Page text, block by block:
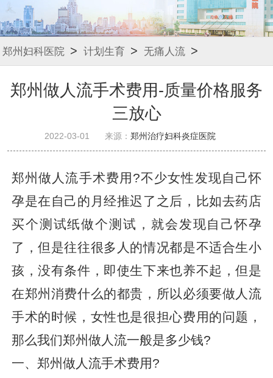
郑州妇科医院 > 计划生育 > 无痛人流 >
郑州做人流手术费用-质量价格服务
三放心
2022-03-01 来源： 郑州治疗妇科炎症医院
郑州做人流手术费用?不少女性发现自己怀
孕是在自己的月经推迟了之后，比如去药店
买个测试纸做个测试，就会发现自己怀孕
了，但是往往很多人的情况都是不适合生小
孩，没有条件，即使生下来也养不起，但是
在郑州消费什么的都贵，所以必须要做人流
手术的时候，女性也是很担心费用的问题，
那么我们郑州做人流一般是多少钱?
一、郑州做人流手术费用?